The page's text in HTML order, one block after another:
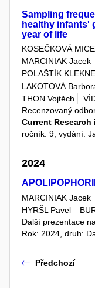
Sampling
healthy infants'
year of life
KOSEČKOVÁ
MARCINIAK Jacek
POLAŠTÍK
LAKOTOVÁ
THON Vojtěch
Recenzovaný
Current
ročník: 9, vydání:
2024
MARCINIAK Jacek
HYRŠL Pavel
Další prezentace
Rok: 2024, druh:
Předchozí